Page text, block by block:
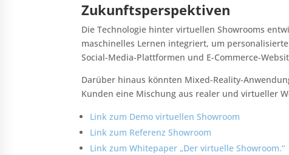
Zukunftsperspektiven
Die Technologie hinter virtuellen Showrooms
maschinelles Lernen integriert, um
Social-Media-Plattformen und E-Commerce-
Darüber hinaus könnten Mixed-Reality-
Kunden eine Mischung aus realer und virtueller
Link zum Demo virtuellen Showroom
Link zum Referenz Showroom
Link zum Whitepaper „Der virtuelle Showroom.“